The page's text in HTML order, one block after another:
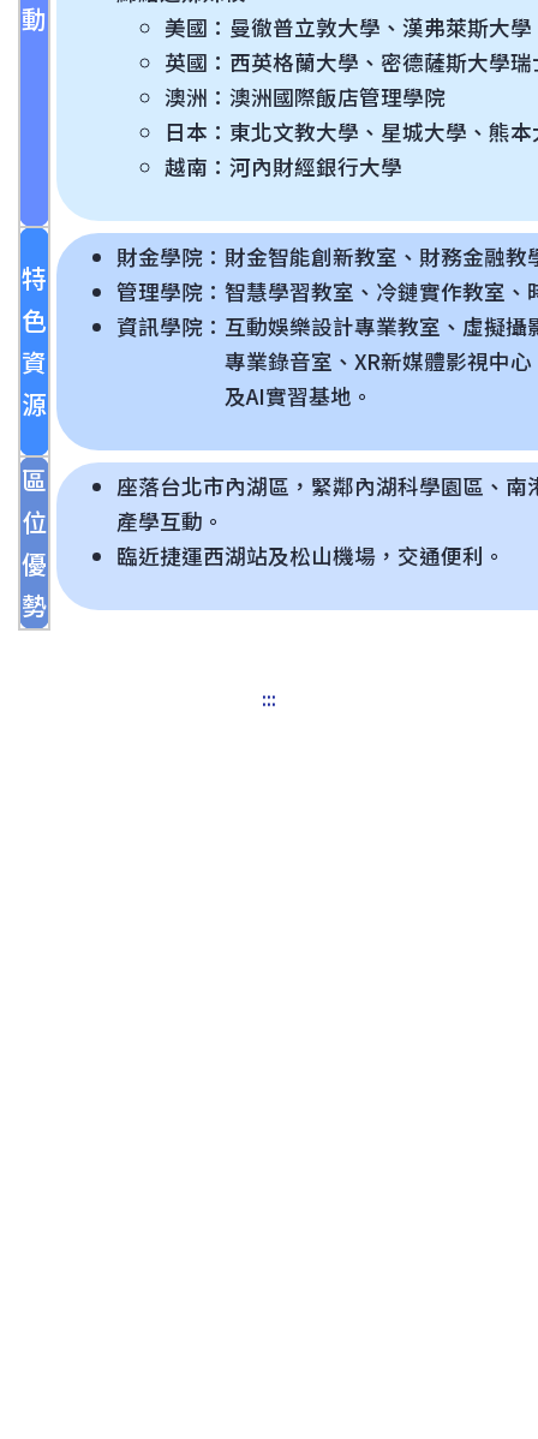
動
美國：曼徹普立敦大學、漢弗萊斯大
英國：西英格蘭大學、密德薩斯大學
澳洲：澳洲國際飯店管理學院
日本：東北文教大學、星城大學、熊
越南：河內財經銀行大學
特
色
資
源
財金學院：財金智能創新教室、財務金融教
管理學院：智慧學習教室、冷鏈實作教室、
資訊學院：互動娛樂設計專業教室、虛擬
專業錄音室、XR新媒體影視中心、
及AI實習基地。
區
位
優
勢
座落台北市內湖區，緊鄰內湖科學園區、
產學互動。
臨近捷運西湖站及松山機場，交通便利。
:::